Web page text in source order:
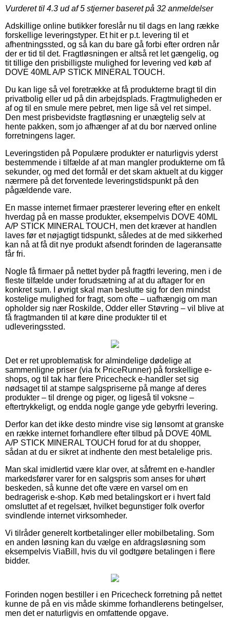
Vurderet til 4.3 ud af 5 stjerner baseret på 32 anmeldelser
Adskillige online butikker foreslår nu til dags en lang række
forskellige leveringstyper. Et hit er p.t. levering til et
afhentningssted, og så kan du bare gå forbi efter ordren når
der er tid til det. Fragtløsningen er altså ret let gængelig, og
tit tillige den prisbilligste mulighed for levering ved køb af
DOVE 40ML A/P STICK MINERAL TOUCH.
Du kan lige så vel foretrække at få produkterne bragt til din
privatbolig eller ud på din arbejdsplads. Fragtmuligheden er
af og til en smule mere pebret, men lige så vel ret simpel.
Den mest prisbevidste fragtløsning er unægtelig selv at
hente pakken, som jo afhænger af at du bor nærved online
forretningens lager.
Leveringstiden på Populære produkter er naturligvis yderst
bestemmende i tilfælde af at man mangler produkterne om få
sekunder, og med det formål er det skam aktuelt at du kigger
nærmere på det forventede leveringstidspunkt på den
pågældende vare.
En masse internet firmaer præsterer levering efter en enkelt
hverdag på en masse produkter, eksempelvis DOVE 40ML
A/P STICK MINERAL TOUCH, men det kræver at handlen
laves før et nøjagtigt tidspunkt, således at de med sikkerhed
kan nå at få dit nye produkt afsendt forinden de lageransatte
får fri.
Nogle få firmaer på nettet byder på fragtfri levering, men i de
fleste tilfælde under forudsætning af at du aftager for en
konkret sum. I øvrigt skal man beslutte sig for den mindst
kostelige mulighed for fragt, som ofte – uafhængig om man
opholder sig nær Roskilde, Odder eller Støvring – vil blive at
få fragtmanden til at køre dine produkter til et
udleveringssted.
Det er ret uproblematisk for almindelige dødelige at
sammenligne priser (via fx PriceRunner) på forskellige e-
shops, og til tak har flere Pricecheck e-handler set sig
nødsaget til at stampe salgspriserne på mange af deres
produkter – til drenge og piger, og ligeså til voksne –
eftertrykkeligt, og endda nogle gange yde gebyrfri levering.
Derfor kan det ikke desto mindre vise sig lønsomt at granske
en række internet forhandlere efter tilbud på DOVE 40ML
A/P STICK MINERAL TOUCH forud for at du shopper,
sådan at du er sikret at indhente den mest betalelige pris.
Man skal imidlertid være klar over, at såfremt en e-handler
markedsfører varer for en salgspris som anses for uhørt
beskeden, så kunne det ofte være en varsel om en
bedragerisk e-shop. Køb med betalingskort er i hvert fald
omsluttet af et regelsæt, hvilket begunstiger folk overfor
svindlende internet virksomheder.
Vi tilråder generelt kortbetalinger eller mobilbetaling. Som
en anden løsning kan du vælge en afdragsløsning som
eksempelvis ViaBill, hvis du vil godtgøre betalingen i flere
bidder.
Forinden nogen bestiller i en Pricecheck forretning på nettet
kunne de på en vis måde skimme forhandlerens betingelser,
men det er naturligvis en omfattende opgave.